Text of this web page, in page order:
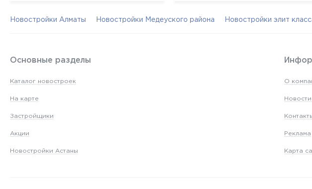
Новостройки Алматы Новостройки Медеуского района Новостройки элит
Основные разделы
Каталог новостроек
На карте
Застройщики
Акции
Новостройки Астаны
О
Новости
Реклама
Карта